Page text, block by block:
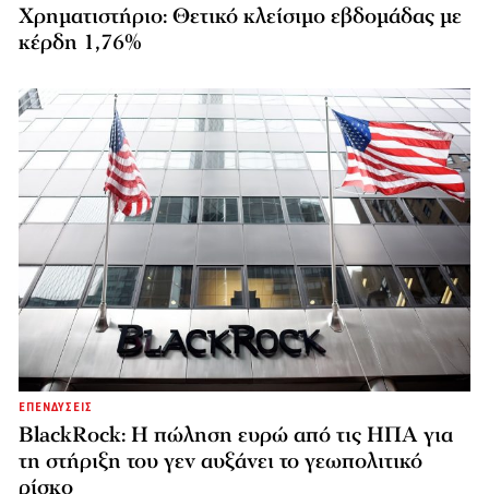
Χρηματιστήριο: Θετικό κλείσιμο εβδομάδας με
κέρδη 1,76%
ΕΠΕΝΔΥΣΕΙΣ
BlackRock: Η πώληση ευρώ από τις ΗΠΑ για
τη στήριξη του γεν αυξάνει το γεωπολιτικό
ρίσκο